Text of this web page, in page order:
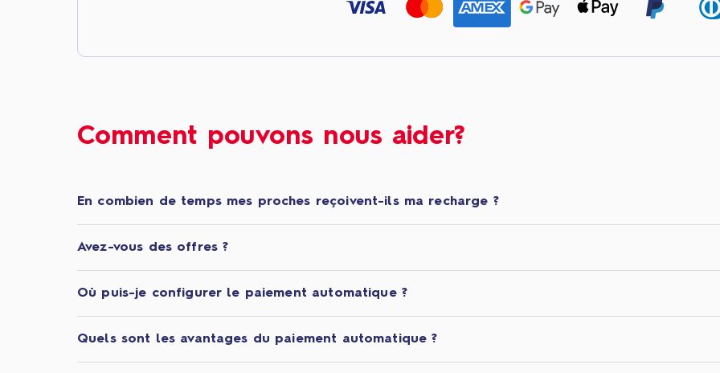
Comment pouvons nous aider?
En combien de temps mes proches reçoivent-ils ma recharge ?
Avez-vous des offres ?
Où puis-je configurer le paiement automatique ?
Quels sont les avantages du paiement automatique ?